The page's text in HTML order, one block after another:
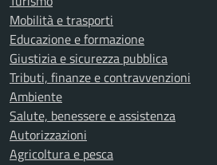
Mobilità e trasporti
Educazione e formazione
Giustizia e sicurezza pubblica
Tributi, finanze e contravvenzioni
Ambiente
Salute, benessere e assistenza
Autorizzazioni
Agricoltura e pesca